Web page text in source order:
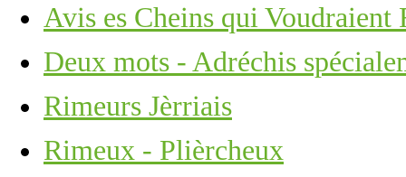
Avis es Cheins qui Voudraient
Deux mots - Adréchis
Rimeurs Jèrriais
Rimeux - Plièrcheux